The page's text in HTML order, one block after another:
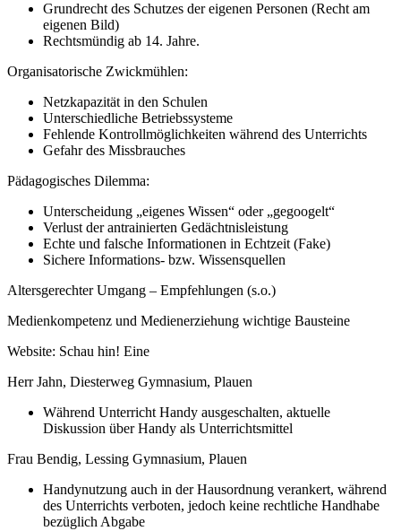
Grundrecht des Schutzes der eigenen Personen (Recht am
eigenen Bild)
Rechtsmündig ab 14. Jahre.
Organisatorische Zwickmühlen:
Netzkapazität in den Schulen
Unterschiedliche Betriebssysteme
Fehlende Kontrollmöglichkeiten während des Unterrichts
Gefahr des Missbrauches
Pädagogisches Dilemma:
Unterscheidung „eigenes Wissen“ oder „gegoogelt“
Verlust der antrainierten Gedächtnisleistung
Echte und falsche Informationen in Echtzeit (Fake)
Sichere Informations- bzw. Wissensquellen
Altersgerechter Umgang – Empfehlungen (s.o.)
Medienkompetenz und Medienerziehung wichtige Bausteine
Website: Schau hin! Eine
Herr Jahn, Diesterweg Gymnasium, Plauen
Während Unterricht Handy ausgeschalten, aktuelle
Diskussion über Handy als Unterrichtsmittel
Frau Bendig, Lessing Gymnasium, Plauen
Handynutzung auch in der Hausordnung verankert, während
des Unterrichts verboten, jedoch keine rechtliche Handhabe
bezüglich Abgabe